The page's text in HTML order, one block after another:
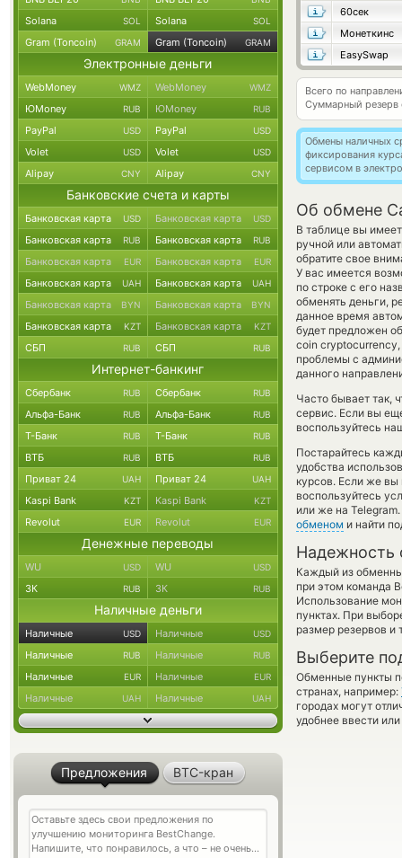
60сек
Монеткинс
EasySwap
Всего по
Суммарный резерв
Обмены наличных
фиксирования
сервисом в
Об обмене
В таблице вы
ручной или
обратите свое
У вас имеется
по строке с его
обменять деньги,
данное время
будет предложен
coin
проблемы с
данного
Часто бывает так,
сервис. Если вы
воспользуйтесь
Постарайтесь
удобства
курсов. Если же вы
воспользуйтесь
или же на
обменом и найти
Надежность
Каждый из
при этом команда
Использование
пунктах. При
размер резервов и
Выберите
Обменные пункты
странах, например:
городах могут
удобнее ввести
Solana SOL Solana SOL
Gram (Toncoin) GRAM Gram (Toncoin) GRAM
Электронные деньги
WebMoney WMZ WebMoney WMZ
ЮMoney RUB ЮMoney RUB
PayPal USD PayPal USD
Volet USD Volet USD
Alipay CNY Alipay CNY
Банковские счета и карты
Банковская карта USD Банковская карта USD
Банковская карта RUB Банковская карта RUB
Банковская карта EUR Банковская карта EUR
Банковская карта UAH Банковская карта UAH
Банковская карта BYN Банковская карта BYN
Банковская карта KZT Банковская карта KZT
СБП RUB СБП RUB
Интернет-банкинг
Сбербанк RUB Сбербанк RUB
Альфа-Банк RUB Альфа-Банк RUB
Т-Банк RUB Т-Банк RUB
ВТБ RUB ВТБ RUB
Приват 24 UAH Приват 24 UAH
Kaspi Bank KZT Kaspi Bank KZT
Revolut EUR Revolut EUR
Денежные переводы
WU USD WU USD
ЗК RUB ЗК RUB
Наличные деньги
Наличные USD Наличные USD
Наличные RUB Наличные RUB
Наличные EUR Наличные EUR
Наличные UAH Наличные UAH
Предложения BTC-кран